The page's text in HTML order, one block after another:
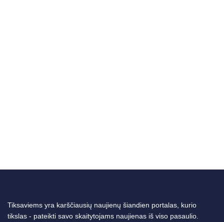
Tiksaviems yra karščiausių naujienų šiandien portalas, kurio
tikslas - pateikti savo skaitytojams naujienas iš viso pasaulio.